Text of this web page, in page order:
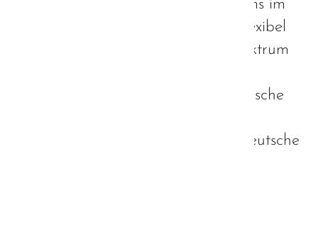
einen bestimmten Teil des Spektrums im
Fokus haben. Sie muss hingegen flexibel
genug sein, um das komplette Spektrum
insbesondere wichtig, da die bayerische
Vorbildcharakter für eine bundesdeutsche